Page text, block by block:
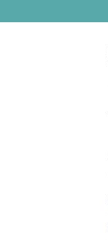
au